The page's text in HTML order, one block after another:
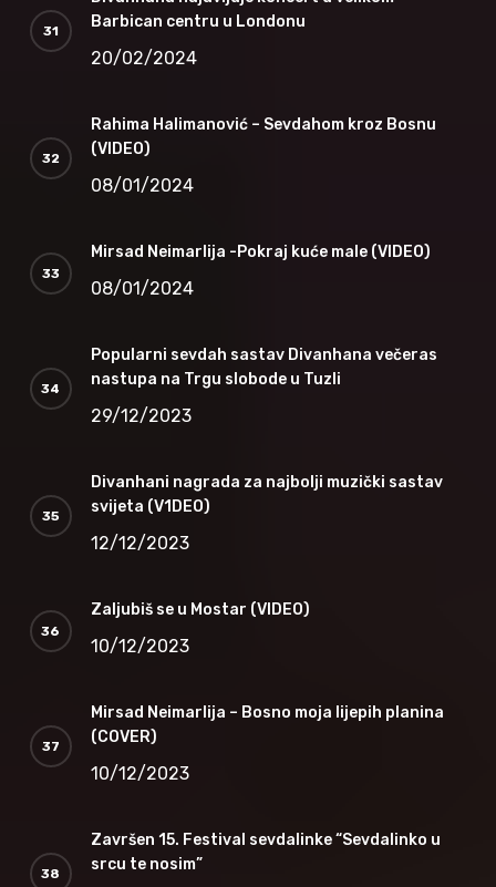
Barbican centru u Londonu
20/02/2024
Rahima Halimanović – Sevdahom kroz Bosnu
(VIDEO)
08/01/2024
Mirsad Neimarlija -Pokraj kuće male (VIDEO)
08/01/2024
Popularni sevdah sastav Divanhana večeras
nastupa na Trgu slobode u Tuzli
29/12/2023
Divanhani nagrada za najbolji muzički sastav
svijeta (V1DEO)
12/12/2023
Zaljubiš se u Mostar (VIDEO)
10/12/2023
Mirsad Neimarlija – Bosno moja lijepih planina
(COVER)
10/12/2023
Završen 15. Festival sevdalinke “Sevdalinko u
srcu te nosim”